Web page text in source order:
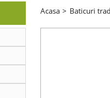
Acasa > Baticuri